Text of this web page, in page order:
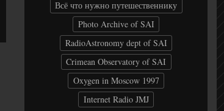
Всё что нужно путешественнику
Photo Archive of SAI
RadioAstronomy dept of SAI
Crimean Observatory of SAI
Oxygen in Moscow 1997
Internet Radio JMJ